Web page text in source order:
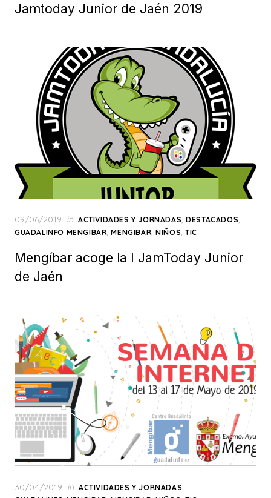
Jamtoday Junior de Jaén 2019
Posted
on
09/06/2019 in ACTIVIDADES Y JORNADAS,DESTACADOS,
GUADALINFO MENGIBAR,MENGIBAR,NIÑOS,TIC
Mengíbar acoge la I JamToday Junior
de Jaén
Posted
30/04/2019 in ACTIVIDADES Y JORNADAS,